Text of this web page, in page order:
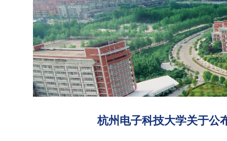
杭州电子科技大学关于公